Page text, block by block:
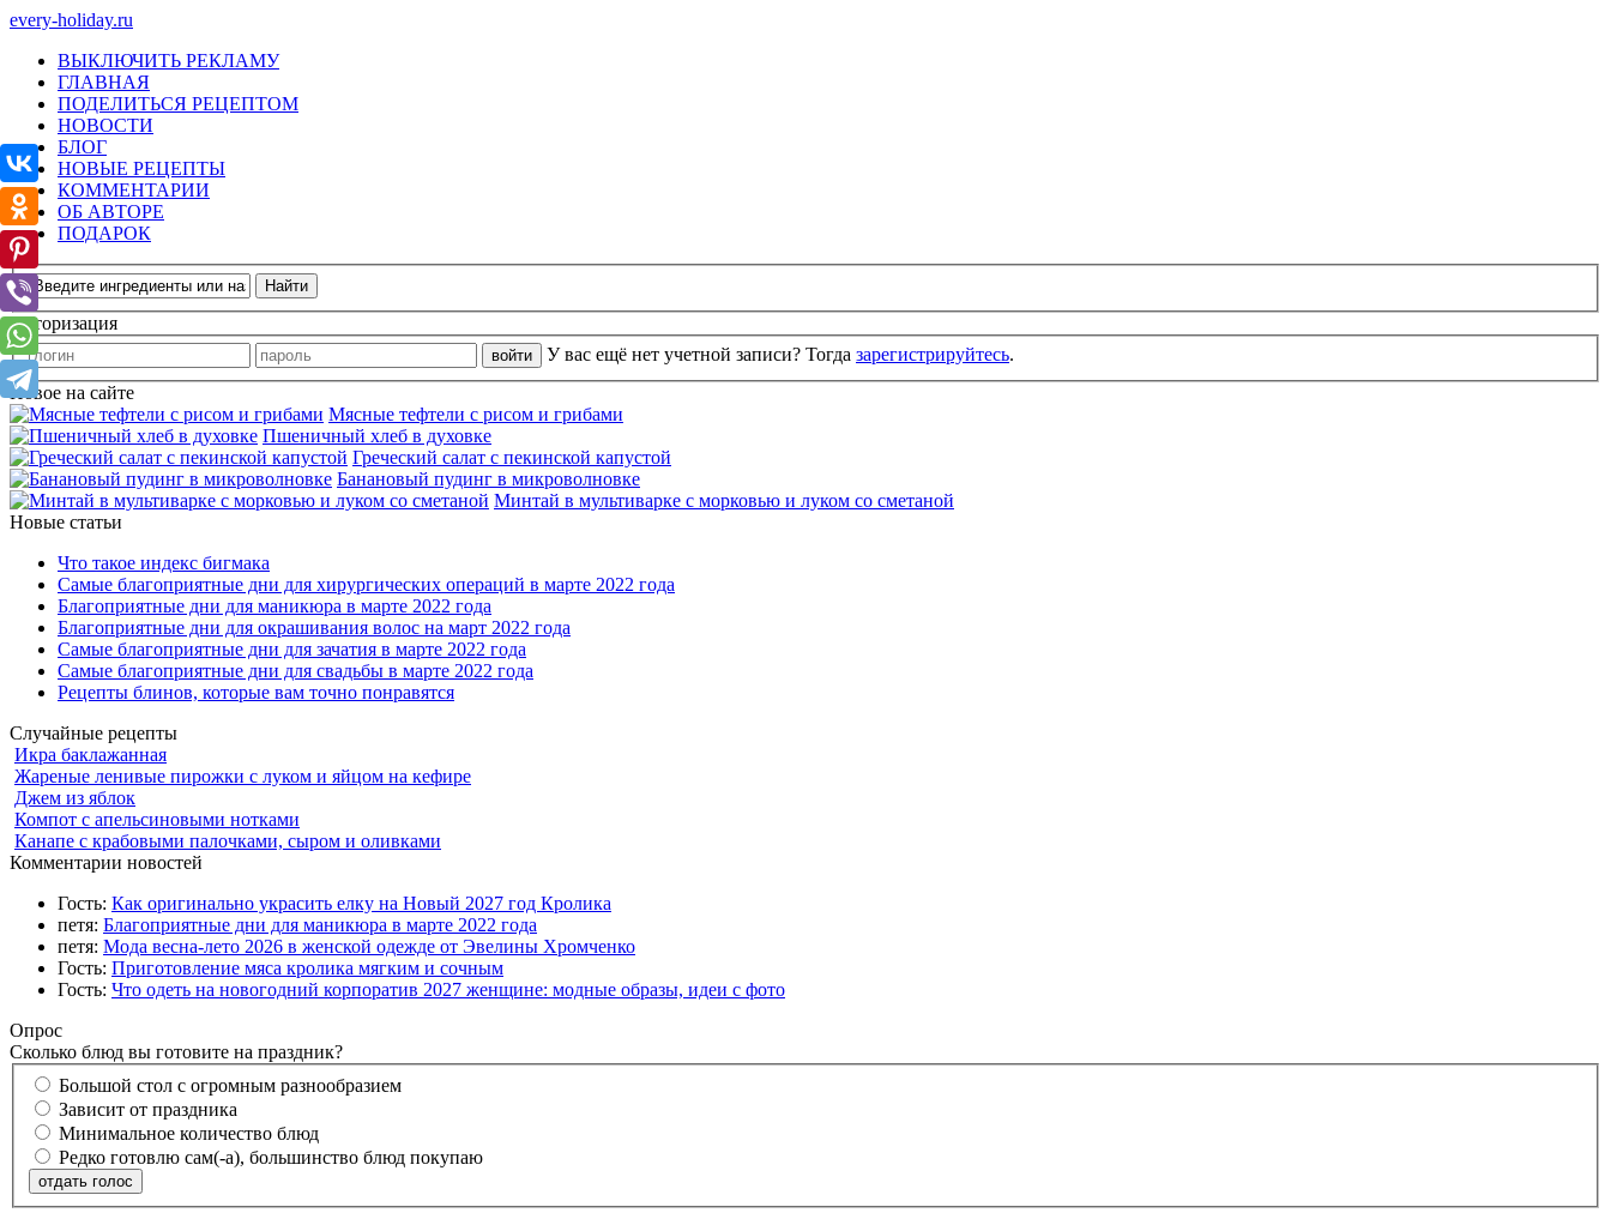
every-holiday.ru
ВЫКЛЮЧИТЬ РЕКЛАМУ
ГЛАВНАЯ
ПОДЕЛИТЬСЯ РЕЦЕПТОМ
НОВОСТИ
БЛОГ
НОВЫЕ РЕЦЕПТЫ
КОММЕНТАРИИ
ОБ АВТОРЕ
ПОДАРОК
Авторизация
У вас ещё нет учетной записи? Тогда зарегистрируйтесь.
Новое на сайте
Мясные тефтели с рисом и грибами
Пшеничный хлеб в духовке
Греческий салат с пекинской капустой
Банановый пудинг в микроволновке
Минтай в мультиварке с морковью и луком со сметаной
Новые статьи
Что такое индекс бигмака
Самые благоприятные дни для хирургических операций в марте 2022 года
Благоприятные дни для маникюра в марте 2022 года
Благоприятные дни для окрашивания волос на март 2022 года
Самые благоприятные дни для зачатия в марте 2022 года
Самые благоприятные дни для свадьбы в марте 2022 года
Рецепты блинов, которые вам точно понравятся
Случайные рецепты
Икра баклажанная
Жареные ленивые пирожки с луком и яйцом на кефире
Джем из яблок
Компот с апельсиновыми нотками
Канапе с крабовыми палочками, сыром и оливками
Комментарии новостей
Гость: Как оригинально украсить елку на Новый 2027 год Кролика
петя: Благоприятные дни для маникюра в марте 2022 года
петя: Мода весна-лето 2026 в женской одежде от Эвелины Хромченко
Гость: Приготовление мяса кролика мягким и сочным
Гость: Что одеть на новогодний корпоратив 2027 женщине: модные образы, идеи с фото
Опрос
Сколько блюд вы готовите на праздник?
Большой стол с огромным разнообразием
Зависит от праздника
Минимальное количество блюд
Редко готовлю сам(-а), большинство блюд покупаю
отдать голос